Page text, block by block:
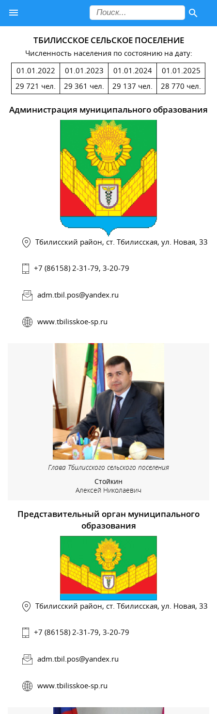
ТБИЛИССКОЕ СЕЛЬСКОЕ ПОСЕЛЕНИЕ
Численность населения по состоянию на дату:
01.01.2022
29 721 чел.
01.01.2023
29 361 чел.
01.01.2024
29 137 чел.
01.01.2025
28 770 чел.
Администрация муниципального образования
Тбилисский район, ст. Тбилисская, ул. Новая, 33
+7 (86158) 2-31-79, 3-20-79
adm.tbil.pos@yandex.ru
www.tbilisskoe-sp.ru
Глава Тбилисского сельского поселения
Стойкин
Алексей Николаевич
Представительный орган муниципального
образования
Тбилисский район, ст. Тбилисская, ул. Новая, 33
+7 (86158) 2-31-79, 3-20-79
adm.tbil.pos@yandex.ru
www.tbilisskoe-sp.ru